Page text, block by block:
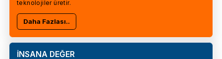
teknolojiler üretir.
Daha Fazlası..
İNSANA DEĞER